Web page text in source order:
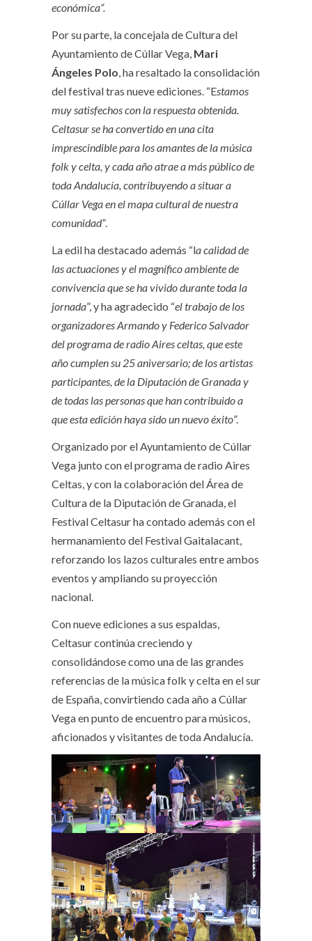
económica”.
Por su parte, la concejala de Cultura del
Ayuntamiento de Cúllar Vega, Mari
Ángeles Polo, ha resaltado la consolidación
del festival tras nueve ediciones. “Estamos
muy satisfechos con la respuesta obtenida.
Celtasur se ha convertido en una cita
imprescindible para los amantes de la música
folk y celta, y cada año atrae a más público de
toda Andalucía, contribuyendo a situar a
Cúllar Vega en el mapa cultural de nuestra
comunidad”.
La edil ha destacado además “la calidad de
las actuaciones y el magnífico ambiente de
convivencia que se ha vivido durante toda la
jornada”, y ha agradecido “el trabajo de los
organizadores Armando y Federico Salvador
del programa de radio Aires celtas, que este
año cumplen su 25 aniversario; de los artistas
participantes, de la Diputación de Granada y
de todas las personas que han contribuido a
que esta edición haya sido un nuevo éxito”.
Organizado por el Ayuntamiento de Cúllar
Vega junto con el programa de radio Aires
Celtas, y con la colaboración del Área de
Cultura de la Diputación de Granada, el
Festival Celtasur ha contado además con el
hermanamiento del Festival Gaitalacant,
reforzando los lazos culturales entre ambos
eventos y ampliando su proyección
nacional.
Con nueve ediciones a sus espaldas,
Celtasur continúa creciendo y
consolidándose como una de las grandes
referencias de la música folk y celta en el sur
de España, convirtiendo cada año a Cúllar
Vega en punto de encuentro para músicos,
aficionados y visitantes de toda Andalucía.